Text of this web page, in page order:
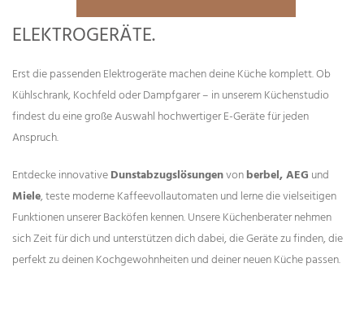
ELEKTROGERÄTE.
Erst die passenden Elektrogeräte machen deine Küche komplett. Ob
Kühlschrank, Kochfeld oder Dampfgarer – in unserem Küchenstudio
findest du eine große Auswahl hochwertiger E-Geräte für jeden
Anspruch.
Entdecke innovativeDunstabzugslösungenvonberbel, AEG und
Miele, teste moderne Kaffeevollautomaten und lerne die vielseitigen
Funktionen unserer Backöfen kennen. Unsere Küchenberater nehmen
sich Zeit für dich und unterstützen dich dabei, die Geräte zu finden, die
perfekt zu deinen Kochgewohnheiten und deiner neuen Küche passen.